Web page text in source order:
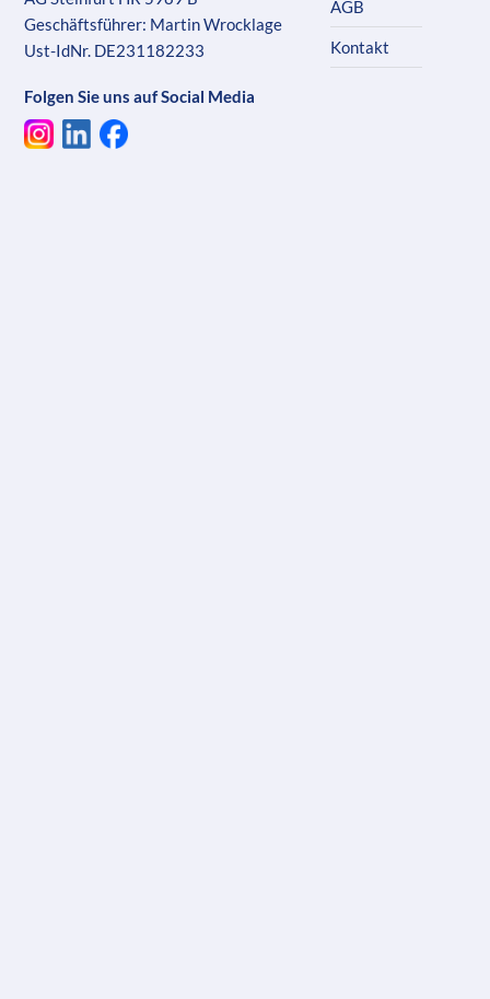
Geschäftsführer: Martin Wrocklage
Ust-IdNr. DE231182233
Folgen Sie uns auf Social Media
AGB
Kontakt